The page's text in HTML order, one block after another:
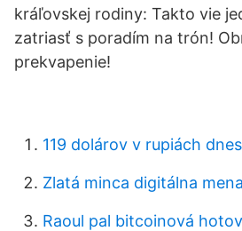
kráľovskej rodiny: Takto vie
zatriasť s poradím na trón!
prekvapenie!
119 dolárov v rupiách dnes
Zlatá minca digitálna mena
Raoul pal bitcoinová